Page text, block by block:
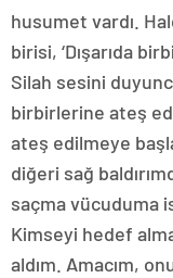
husumet vardı.
birisi, ‘Dışarıda
Silah sesini
birbirlerine ateş
ateş edilmeye
diğeri sağ
saçma vücuduma
Kimseyi hedef
aldım. Amacım,